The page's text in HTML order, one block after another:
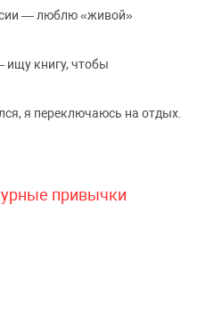
— люблю «живой»
книгу, чтобы
я переключаюсь на отдых.
привычки